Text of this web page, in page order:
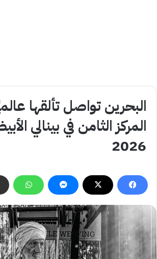
البحرين تواصل تألقها
المركز الثامن في بينالي
2026